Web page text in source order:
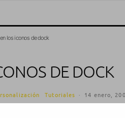
los iconos de dock
DE DOCK
Tutoriales · 14 enero,